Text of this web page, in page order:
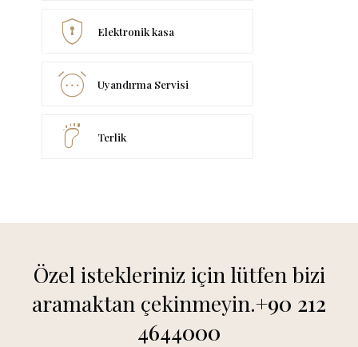
encrypted Elektronik kasa
alarm_smart_wake Uyandırma Servisi
barefoot Terlik
Özel istekleriniz için lütfen bizi
aramaktan çekinmeyin.+90 212
4644000